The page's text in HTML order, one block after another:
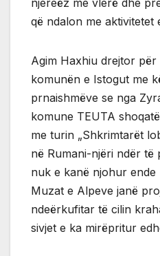
që ndalon me aktivitetet
Agim Haxhiu drejtor
komunën e Istogut me
prnaishmëve se nga
komune TEUTA
me turin „Shkrimtarët
në Rumani-njëri ndër të
nuk e kanë njohur ende
Muzat e Alpeve janë
ndeërkufitar të cilin
sivjet e ka mirëpritur